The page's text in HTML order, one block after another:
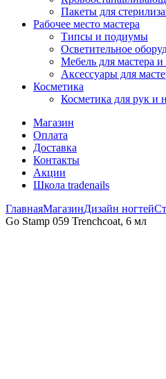
Пакеты для
Рабочее место мастера
Типсы и подиумы
Осветительное
Мебель для мастера и
Аксессуары для
Косметика
Косметика для рук и
Магазин
Оплата
Доставка
Контакты
Акции
Школа tradenails
ГлавнаяМагазинДизайн ногтей
Go Stamp 059 Trenchcoat, 6 мл